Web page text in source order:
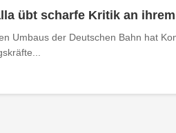
übt scharfe Kritik an
Umbaus der Deutschen Bahn hat